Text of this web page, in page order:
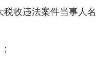
税收违法案件当事人
；